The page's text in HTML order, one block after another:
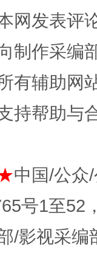
”王建安的艺术幻境
制助力责任有效落实
网发表评
制作采编
有辅助网
持帮助与
中国/公众
号1至52
/影视采编